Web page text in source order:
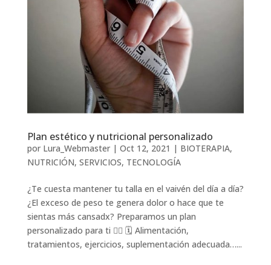
Plan estético y nutricional personalizado
por Lura_Webmaster| Oct 12, 2021 | BIOTERAPIA,
NUTRICIÓN, SERVICIOS, TECNOLOGÍA
¿Te cuesta mantener tu talla en el vaivén del día a día?
¿El exceso de peso te genera dolor o hace que te
sientas más cansadx? Preparamos un plan
personalizado para ti ✍🏽 🗓️ Alimentación,
tratamientos, ejercicios, suplementación adecuada…...